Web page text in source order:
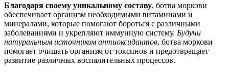
Благодаря своему уникальному составу, ботва моркови
обеспечивает организм необходимыми витаминами и
минералами, которые помогают бороться с различными
заболеваниями и укрепляют иммунную систему. Будучи
натуральным источником антиоксидантов, ботва моркови
помогает очищать организм от токсинов и предотвращает
развитие различных воспалительных процессов.